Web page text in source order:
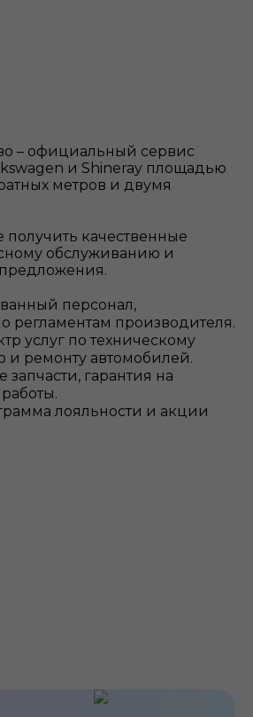
– официальный сервис
и Shineray площадью
метров и двумя
качественные
обслуживанию и
персонал,
регламентам производителя.
услуг по техническому
и ремонту автомобилей.
гарантия на
лояльности и акции